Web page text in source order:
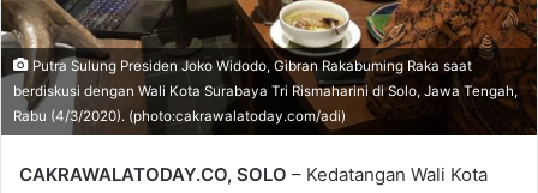
Putra Sulung Presiden Joko Widodo, Gibran Rakabuming Raka saat
berdiskusi dengan Wali Kota Surabaya Tri Rismaharini di Solo, Jawa Tengah,
Rabu (4/3/2020). (photo:cakrawalatoday.com/adi)
CAKRAWALATODAY.CO, SOLO – Kedatangan Wali Kota